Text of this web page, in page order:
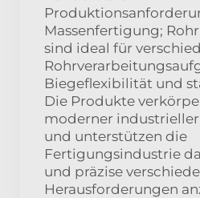
Massenfertigung;
sind ideal für
Biegeflexibilität und
Die Produkte
moderner
und unterstützen die
Fertigungsindustrie
und präzise
Herausforderungen